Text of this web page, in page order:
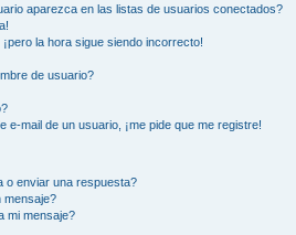
aparezca en las listas de usuarios conectados?
la hora sigue siendo incorrecto!
de usuario?
e-mail de un usuario, ¡me pide que me registre!
o enviar una respuesta?
mensaje?
mi mensaje?